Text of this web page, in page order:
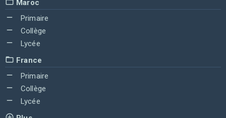
Maroc
Primaire
Collège
Lycée
France
Primaire
Collège
Lycée